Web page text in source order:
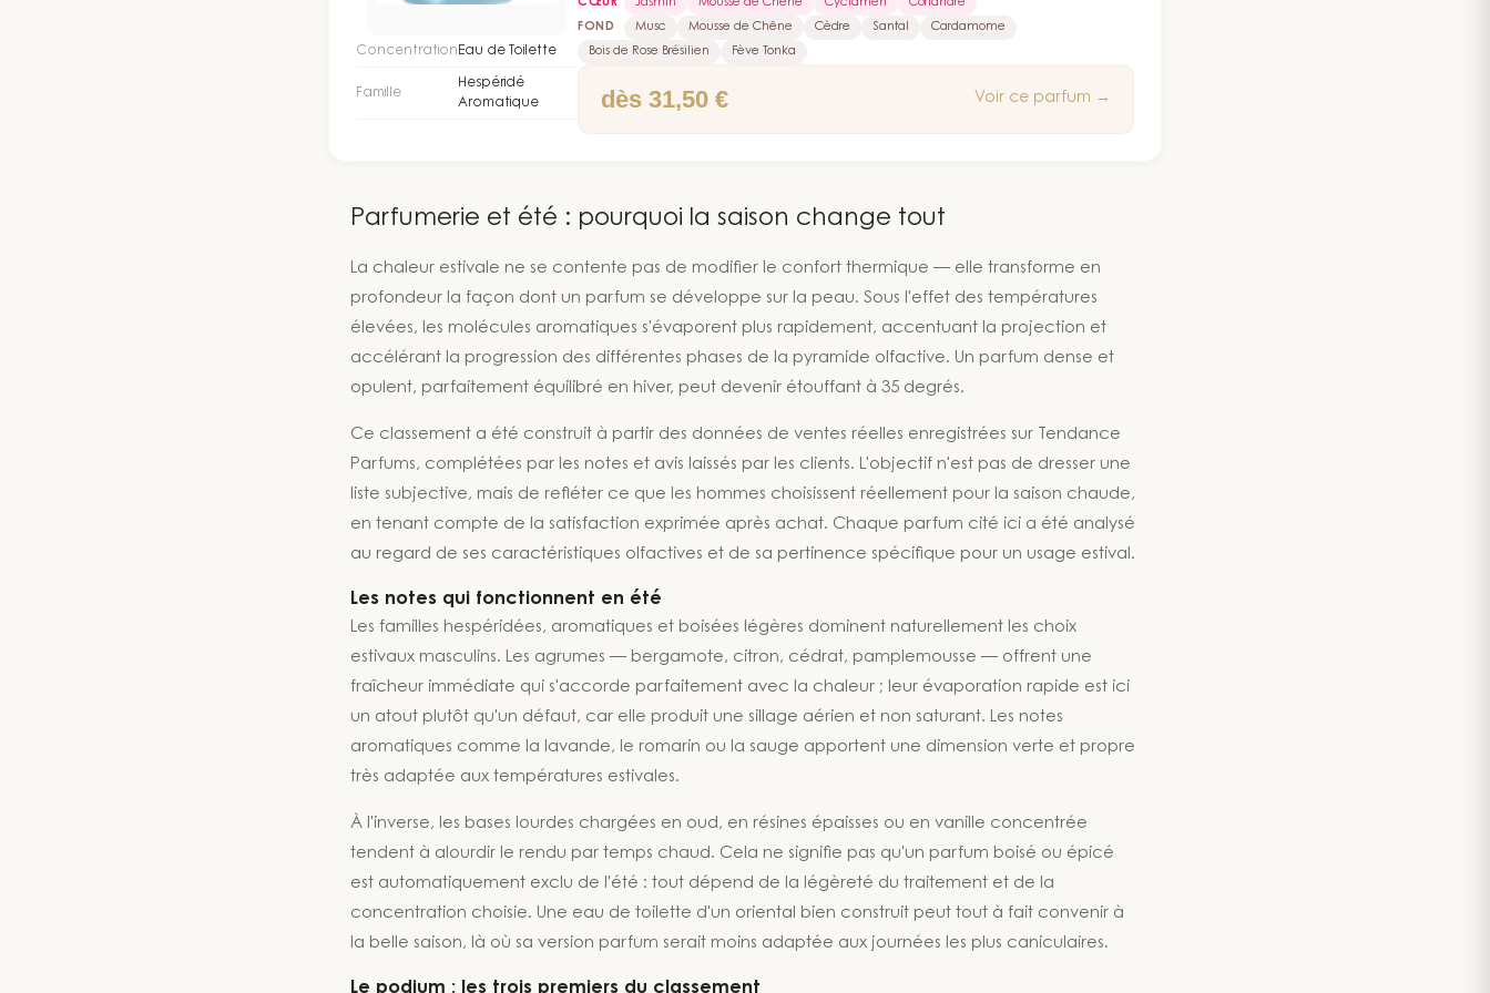
Concentration Eau de Toilette
Famille
Hespéridé
Aromatique
veulent quelque chose de discret et frais pour le bureau ou les
transports en commun en pleine chaleur — il ne déborde jamais.
CŒUR
Jasmin Mousse de Chêne Cyclamen
Coriandre
FOND
Musc Mousse de Chêne Cèdre Santal
Cardamome
Bois de Rose Brésilien
Fève Tonka
dès 31,50 € Voir ce parfum →
Parfumerie et été : pourquoi la saison change tout
La chaleur estivale ne se contente pas de modifier le confort thermique — elle transforme en
profondeur la façon dont un parfum se développe sur la peau. Sous l'effet des températures
élevées, les molécules aromatiques s'évaporent plus rapidement, accentuant la projection et
accélérant la progression des différentes phases de la pyramide olfactive. Un parfum dense et
opulent, parfaitement équilibré en hiver, peut devenir étouffant à 35 degrés.
Ce classement a été construit à partir des données de ventes réelles enregistrées sur Tendance
Parfums, complétées par les notes et avis laissés par les clients. L'objectif n'est pas de dresser une
liste subjective, mais de refléter ce que les hommes choisissent réellement pour la saison chaude,
en tenant compte de la satisfaction exprimée après achat. Chaque parfum cité ici a été analysé
au regard de ses caractéristiques olfactives et de sa pertinence spécifique pour un usage estival.
Les notes qui fonctionnent en été
Les familles hespéridées, aromatiques et boisées légères dominent naturellement les choix
estivaux masculins. Les agrumes — bergamote, citron, cédrat, pamplemousse — offrent une
fraîcheur immédiate qui s'accorde parfaitement avec la chaleur ; leur évaporation rapide est ici
un atout plutôt qu'un défaut, car elle produit une sillage aérien et non saturant. Les notes
aromatiques comme la lavande, le romarin ou la sauge apportent une dimension verte et propre
très adaptée aux températures estivales.
À l'inverse, les bases lourdes chargées en oud, en résines épaisses ou en vanille concentrée
tendent à alourdir le rendu par temps chaud. Cela ne signifie pas qu'un parfum boisé ou épicé
est automatiquement exclu de l'été : tout dépend de la légèreté du traitement et de la
concentration choisie. Une eau de toilette d'un oriental bien construit peut tout à fait convenir à
la belle saison, là où sa version parfum serait moins adaptée aux journées les plus caniculaires.
Le podium : les trois premiers du classement